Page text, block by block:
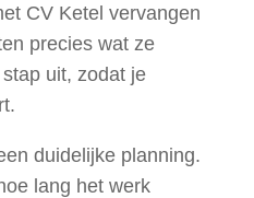
CV Ketel vervangen
precies wat ze
uit, zodat je
duidelijke planning.
lang het werk